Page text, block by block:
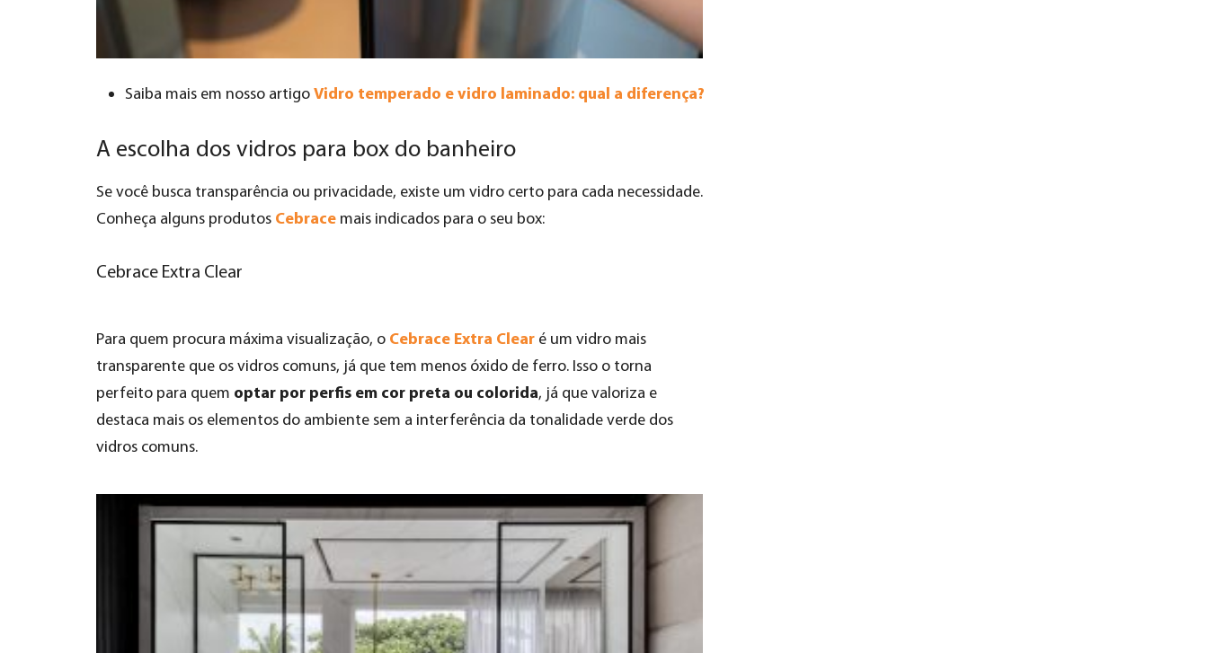
Saiba mais em nosso artigoVidro temperado e vidro laminado: qual a diferença?
A escolha dos vidros para box do banheiro
Se você busca transparência ou privacidade, existe um vidro certo para cada necessidade.
Conheça alguns produtos Cebrace mais indicados para o seu box:
Cebrace Extra Clear
Para quem procura máxima visualização, o Cebrace Extra Clear é um vidro mais
transparente que os vidros comuns, já que tem menos óxido de ferro. Isso o torna
perfeito para quem optar por perfis em cor preta ou colorida, já que valoriza e
destaca mais os elementos do ambiente sem a interferência da tonalidade verde dos
vidros comuns.